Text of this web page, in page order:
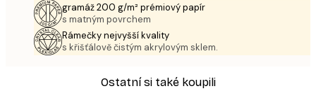
gramáž 200 g/m² prémiový papír
s matným povrchem
Rámečky nejvyšší kvality
s křišťálově čistým akrylovým sklem.
Ostatní si také koupili